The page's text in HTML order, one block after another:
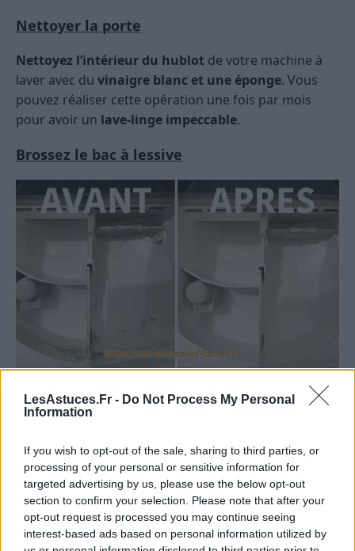
LesAstuces.Fr - Do Not Process My Personal
Information
If you wish to opt-out of the sale, sharing to third parties, or
processing of your personal or sensitive information for
targeted advertising by us, please use the below opt-out
section to confirm your selection. Please note that after your
opt-out request is processed you may continue seeing
interest-based ads based on personal information utilized by
Nettoyer la porte
Nettoyez l’intérieur du hublot de votre machine à
laver avec du vinaigre blanc et une éponge. Vous
pouvez réaliser cette opération une fois par mois
pour avoir un lave-linge impeccable.
Brossez le bac à lessive
Les bactéries aiment se développer dans lebac à
lessive, de plus, les résidus de lessive s’y accumulent.
Retirez-le et nettoyez-le avec duvinaigre blancet
une éponge ou une petite brosse. Rincez-le ensuite
dans un évier.
Surveillez l’état de votre bac pour le nettoyer quand il
en a besoin. Si vous utilisez des lessives à mettre